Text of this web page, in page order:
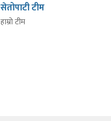
सेतोपाटी टीम
हाम्रो टीम